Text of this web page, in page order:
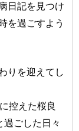
日記を見つけ
を過ごすよう
りを迎えてし
控えた桜良
過ごした日々